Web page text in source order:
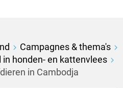
Campagnes & thema's
in honden- en kattenvlees
in Cambodja